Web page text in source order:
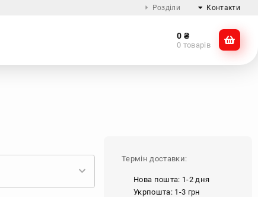
Розділи Контакти
@dikocase
0 ₴
0 товарів
Термін доставки:
Нова пошта: 1-2 дня
Укрпошта: 1-3 грн